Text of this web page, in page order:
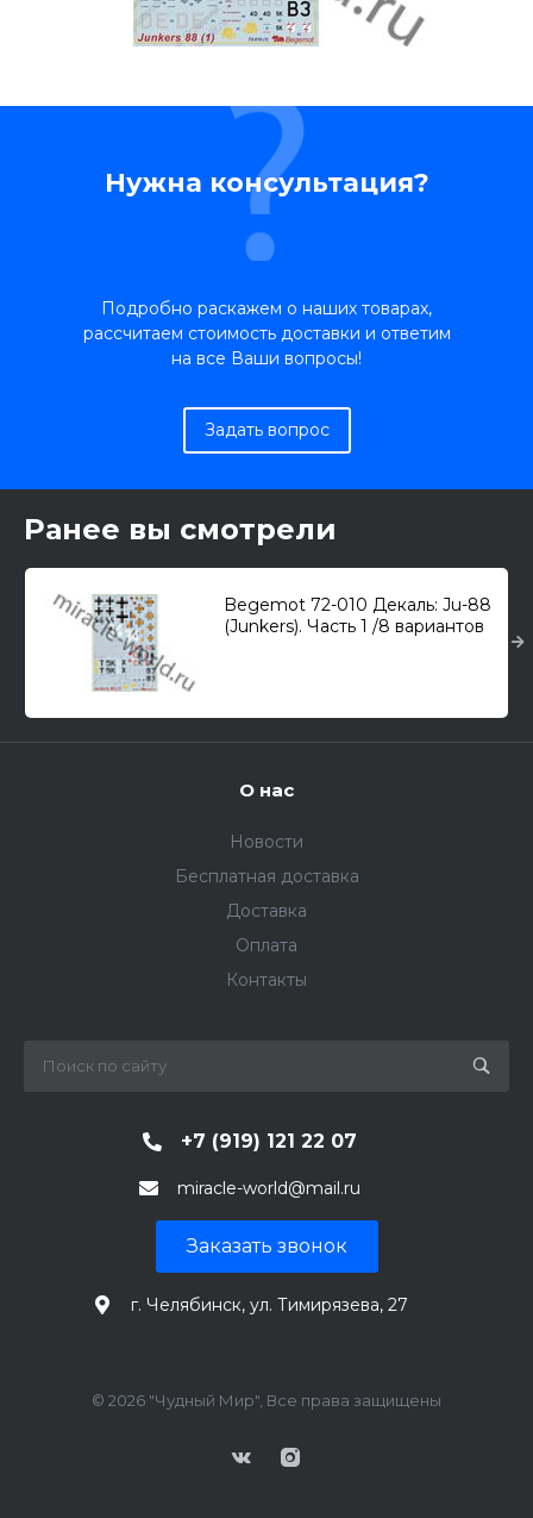
Нужна консультация?
Подробно раскажем о наших товарах,
рассчитаем стоимость доставки и ответим
на все Ваши вопросы!
Задать вопрос
Ранее вы смотрели
Begemot 72-010 Декаль: Ju-88
(Junkers). Часть 1 /8 вариантов
О нас
Новости
Бесплатная доставка
Доставка
Оплата
Контакты
+7 (919) 121 22 07
miracle-world@mail.ru
Заказать звонок
г. Челябинск, ул. Тимирязева, 27
© 2026 "Чудный Мир", Все права защищены